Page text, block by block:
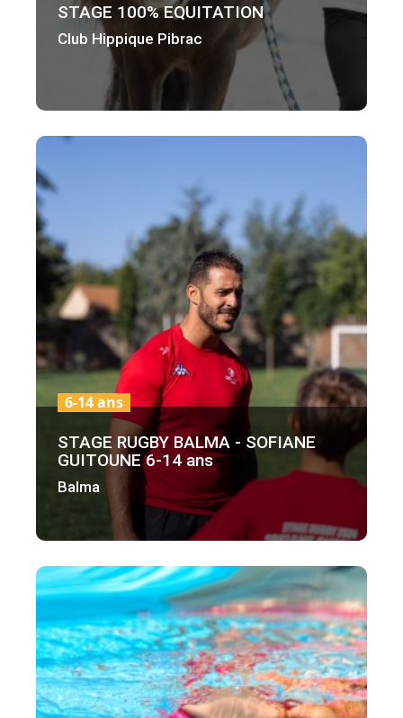
STAGE 100% EQUITATION
Club Hippique Pibrac
STAGE RUGBY BALMA - SOFIANE
GUITOUNE 6-14 ans
Balma
6-14 ans